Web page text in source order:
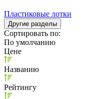
Пластиковые лотки
Другие разделы
Сортировать по:
По умолчанию
Цене
Названию
Рейтингу